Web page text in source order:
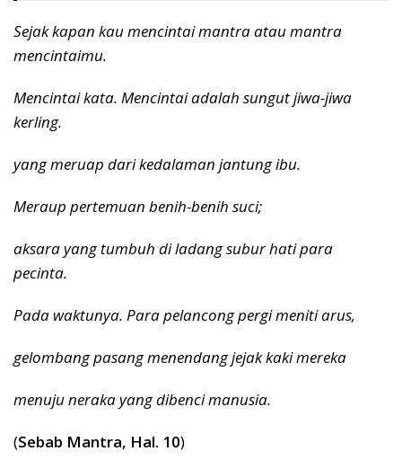
Sejak kapan kau mencintai mantra atau mantra
mencintaimu.
Mencintai kata. Mencintai adalah sungut jiwa-jiwa
kerling.
yang meruap dari kedalaman jantung ibu.
Meraup pertemuan benih-benih suci;
aksara yang tumbuh di ladang subur hati para
pecinta.
Pada waktunya. Para pelancong pergi meniti arus,
gelombang pasang menendang jejak kaki mereka
menuju neraka yang dibenci manusia.
(Sebab Mantra, Hal. 10)